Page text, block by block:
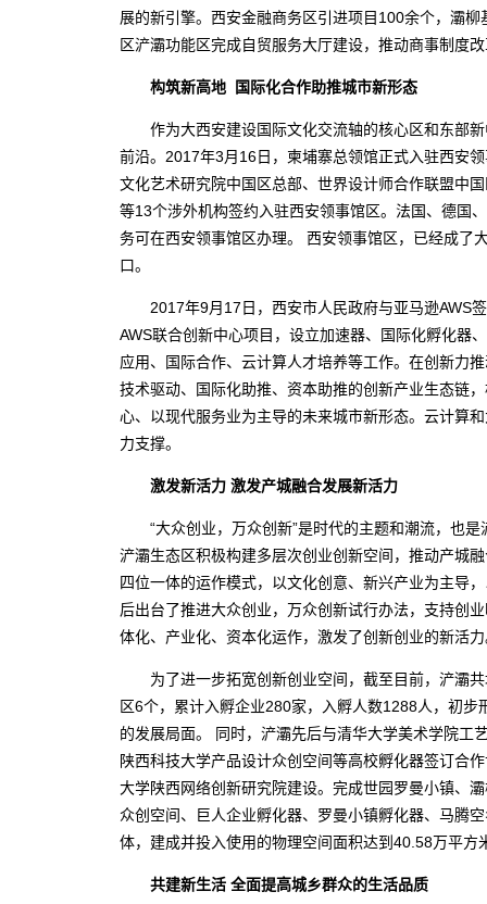
展的新引擎。西安金融商务区引进项目100余个，灞
区浐灞功能区完成自贸服务大厅建设，推动商事制度
构筑新高地 国际化合作助推城市新形态
作为大西安建设国际文化交流轴的核心区和东部新
前沿。2017年3月16日，柬埔寨总领馆正式入驻西安
文化艺术研究院中国区总部、世界设计师合作联盟中
等13个涉外机构签约入驻西安领事馆区。法国、德国
务可在西安领事馆区办理。 西安领事馆区，已经成了
口。
2017年9月17日，西安市人民政府与亚马逊AWS签
AWS联合创新中心项目，设立加速器、国际化孵化器
应用、国际合作、云计算人才培养等工作。在创新力
技术驱动、国际化助推、资本助推的创新产业生态链
心、以现代服务业为主导的未来城市新形态。云计算
力支撑。
激发新活力 激发产城融合发展新活力
“大众创业，万众创新”是时代的主题和潮流，也是
浐灞生态区积极构建多层次创业创新空间，推动产城
四位一体的运作模式，以文化创意、新兴产业为主导
后出台了推进大众创业，万众创新试行办法，支持创
体化、产业化、资本化运作，激发了创新创业的新活
为了进一步拓宽创新创业空间，截至目前，浐灞共
区6个，累计入孵企业280家，入孵人数1288人，初
的发展局面。 同时，浐灞先后与清华大学美术学院工
陕西科技大学产品设计众创空间等高校孵化器签订合
大学陕西网络创新研究院建设。完成世园罗曼小镇、
众创空间、巨人企业孵化器、罗曼小镇孵化器、马腾
体，建成并投入使用的物理空间面积达到40.58万平
共建新生活 全面提高城乡群众的生活品质